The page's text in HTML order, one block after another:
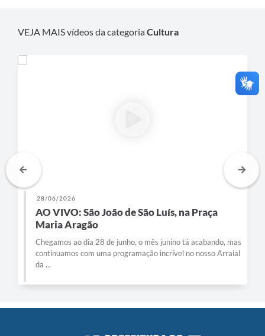
VEJA MAIS vídeos da categoriaCultura
28/06/2026
AO VIVO: São João de São Luís, na Praça
Maria Aragão
Chegamos ao dia 28 de junho, o mês junino tá acabando, mas
continuamos com uma programação incrível no nosso Arraial
da ...